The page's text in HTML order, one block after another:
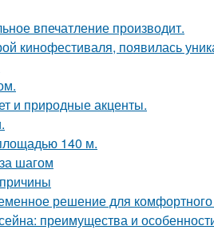
впечатление производит.
кинофестиваля, появилась
и природные акценты.
140 м.
шагом
решение для
преимущества и